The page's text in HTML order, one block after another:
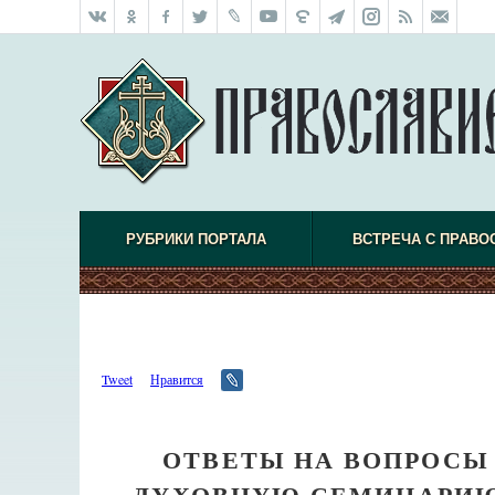
РУБРИКИ ПОРТАЛА ВСТРЕЧА С
Tweet Нравится
ОТВЕТЫ НА